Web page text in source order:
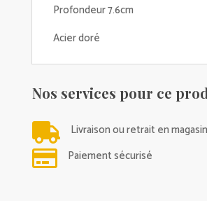
Profondeur 7.6cm
Acier doré
Nos services pour ce
 Livraison ou retrait en magasin
 Paiement sécurisé